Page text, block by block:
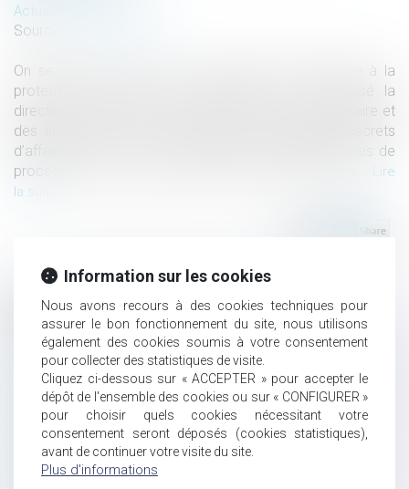
Actualités altajuris
Source :
On se souvient que la loi du 30 juillet 2018 relative à la
protection du secret des affaires, qui a transposé la
directive du 8 juin 2016 sur la protection des savoir-faire et
des informations commerciales non divulguées (secrets
d’affaires)… Lire la suite › The post Secret des affaires de
procédure civile : les nouveautés de la loi du 23 mars...
Lire
la suite
Historique
Les dispositions de la loi Pacte sur les véhicules autonomes :
les conditions de circulation et le régime de responsabilité
pénale.
Contrats à distance : Amazon n’est pas tenu de communiquer
son numéro de téléphone
SkypeOut est un service de communications électroniques
au sens de la directive-cadre du 7 mars 2002
Gmail n’est pas un service de communications électroniques
Information sur les cookies
Nous avons recours à des cookies techniques pour
assurer le bon fonctionnement du site, nous utilisons
également des cookies soumis à votre consentement
pour collecter des statistiques de visite.
Cliquez ci-dessous sur « ACCEPTER » pour accepter le
dépôt de l'ensemble des cookies ou sur « CONFIGURER »
pour choisir quels cookies nécessitant votre
consentement seront déposés (cookies statistiques),
avant de continuer votre visite du site.
Plus d'informations